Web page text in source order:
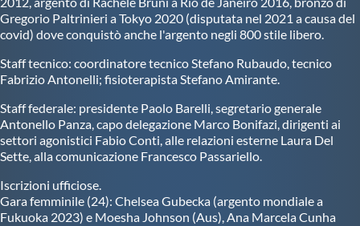
Gregorio Paltrinieri a Tokyo 2020 (disputata nel 2021 a causa del
covid) dove conquistò anche l'argento negli 800 stile libero.
Staff tecnico: coordinatore tecnico Stefano Rubaudo, tecnico
Fabrizio Antonelli; fisioterapista Stefano Amirante.
Staff federale: presidente Paolo Barelli, segretario generale
Antonello Panza, capo delegazione Marco Bonifazi, dirigenti ai
settori agonistici Fabio Conti, alle relazioni esterne Laura Del
Sette, alla comunicazione Francesco Passariello.
Iscrizioni ufficiose.
Gara femminile (24): Chelsea Gubecka (argento mondiale a
Fukuoka 2023) e Moesha Johnson (Aus), Ana Marcela Cunha